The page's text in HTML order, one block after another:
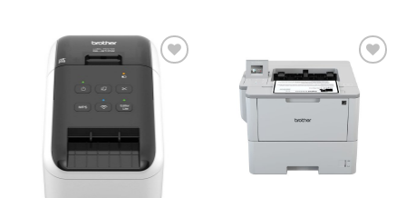
Add to
Wishlist
Add to
Wishlist